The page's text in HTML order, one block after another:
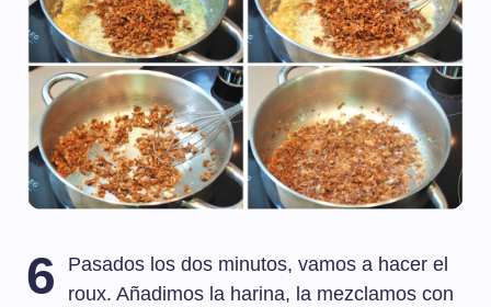
6
Pasados los dos minutos, vamos a hacer el
roux. Añadimos la harina, la mezclamos con